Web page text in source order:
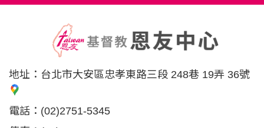
地址： 台北市大安區忠孝東路三段 248巷 19弄 36號
電話： (02)2751-5345